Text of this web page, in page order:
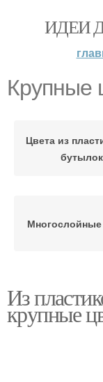
ИДЕИ
Крупные
Цвета из
бутылок
Из
крупные